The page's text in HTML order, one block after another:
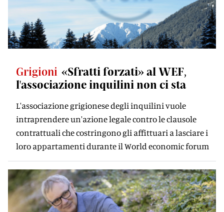
Grigioni «Sfratti forzati» al WEF,
l'associazione inquilini non ci sta
L'associazione grigionese degli inquilini vuole
intraprendere un'azione legale contro le clausole
contrattuali che costringono gli affittuari a lasciare i
loro appartamenti durante il World economic forum